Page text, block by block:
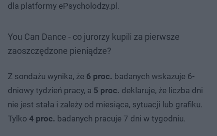
dla platformy ePsycholodzy.pl.
You Can Dance - co jurorzy kupili za pierwsze
zaoszczędzone pieniądze?
Z sondażu wynika, że 6 proc. badanych wskazuje 6-
dniowy tydzień pracy, a 5 proc. deklaruje, że liczba dni
nie jest stała i zależy od miesiąca, sytuacji lub grafiku.
Tylko 4 proc. badanych pracuje 7 dni w tygodniu.